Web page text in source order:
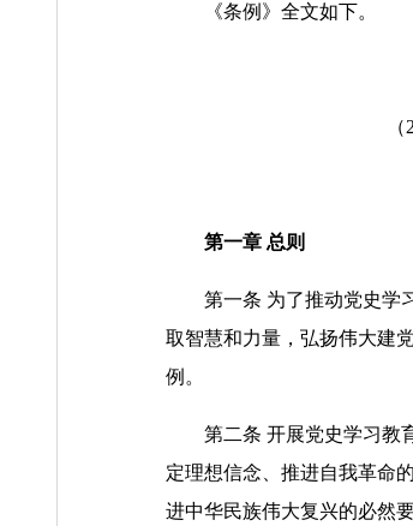
《条例》全文如下。
第一章 总则
第一条 为了推动党史学习
取智慧和力量，弘扬伟大建
例。
第二条 开展党史学习教育
定理想信念、推进自我革命
进中华民族伟大复兴的必然要